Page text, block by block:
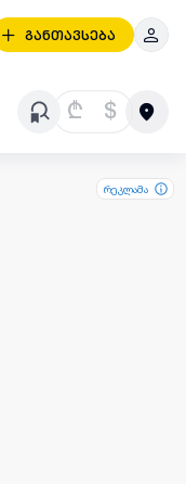
განთავსება
₾ $
რეკლამა